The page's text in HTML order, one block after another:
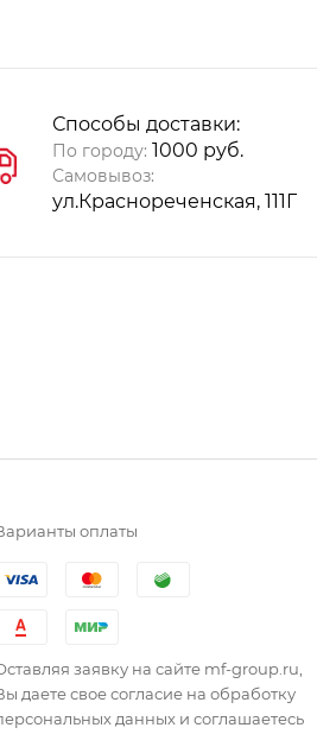
Способы доставки:
По городу: 1000 руб.
Самовывоз:
ул.Краснореченская, 111Г
оплаты
заявку на сайте mf-group.ru,
даете свое согласие на обработку
данных и соглашаетесь